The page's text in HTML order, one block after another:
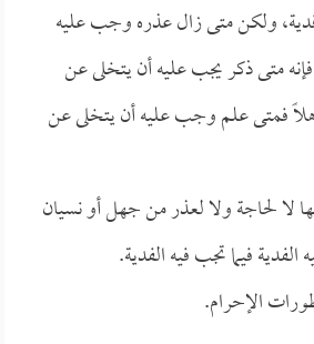
ولكن متى زال عذره وجب عليه
فإنه متى ذكر يجب عليه أن يتخلى عن
فمتى علم وجب عليه أن يتخلى عن
لا لحاجة ولا لعذر من جهل أو نسيان
الفدية فيما تجب فيه الفدية.
الإحرام.